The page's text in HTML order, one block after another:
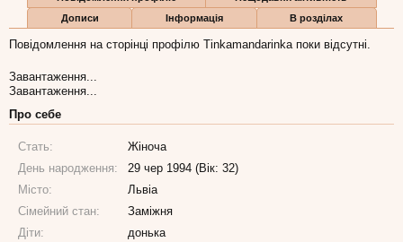
Дописи
Інформація В розділах
Повідомлення на сторінці профілю Tinkamandarinka поки відсутні.
Завантаження...
Завантаження...
Про себе
Стать:
Жіноча
День народження:
29 чер 1994 (Вік: 32)
Місто:
Львіа
Сімейний стан:
Заміжня
Діти:
донька